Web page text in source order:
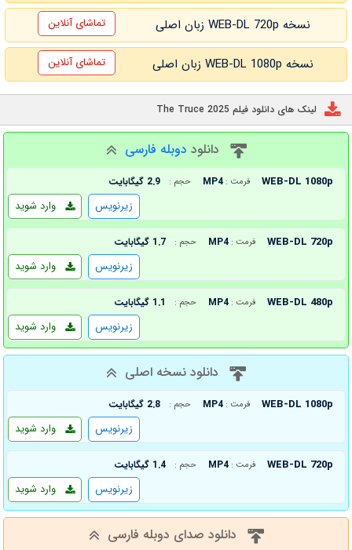
نسخه WEB-DL 720p زبان اصلی تماشای آنلاین
نسخه WEB-DL 1080p زبان اصلی تماشای آنلاین
لینک های دانلود فیلم The Truce 2025
دانلود دوبله فارسی
WEB-DL 1080p فرمت : MP4 حجم : 2.9 گیگابایت
وارد شوید زیرنویس
WEB-DL 720p فرمت : MP4 حجم : 1.7 گیگابایت
وارد شوید زیرنویس
WEB-DL 480p فرمت : MP4 حجم : 1.1 گیگابایت
وارد شوید زیرنویس
دانلود نسخه اصلی
WEB-DL 1080p فرمت : MP4 حجم : 2.8 گیگابایت
وارد شوید زیرنویس
WEB-DL 720p فرمت : MP4 حجم : 1.4 گیگابایت
وارد شوید زیرنویس
دانلود صدای دوبله فارسی